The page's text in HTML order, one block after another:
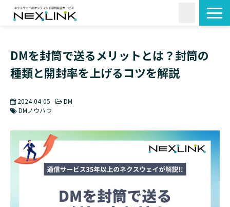
活用シーン
料金・形状
DMを封筒で送るメリットとは？封筒の
種類と開封率を上げるコツを解説
2024-04-05
DM
DMノウハウ